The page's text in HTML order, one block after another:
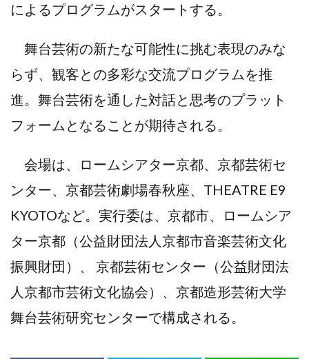
によるプログラムがスタートする。
舞台芸術の新たな可能性に挑む表現のみな
らず、観客との多彩な交流プログラムを推
進。舞台芸術を通した対話と思考のプラット
フォームとなることが期待される。
会場は、ロームシアター京都、京都芸術セ
ンター、京都芸術劇場春秋座、THEATRE E9
KYOTOなど。実行委は、京都市、ロームシア
ター京都（公益財団法人京都市音楽芸術文化
振興財団）、 京都芸術センター（公益財団法
人京都市芸術文化協会）、京都造形芸術大学
舞台芸術研究センターで構成される。